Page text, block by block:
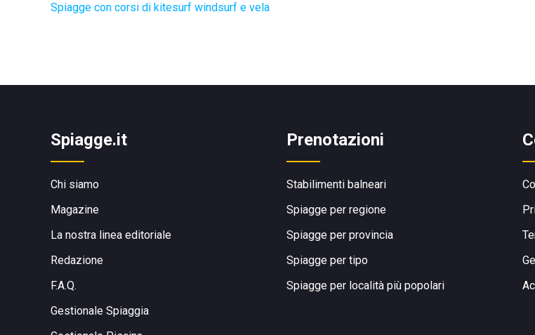
Spiagge con corsi di kitesurf windsurf e vela
Spiagge.it
Chi siamo
Magazine
La nostra linea editoriale
Redazione
F.A.Q.
Gestionale Spiaggia
Prenotazioni
Stabilimenti balneari
Spiagge per regione
Spiagge per provincia
Spiagge per tipo
Spiagge per località più popolari